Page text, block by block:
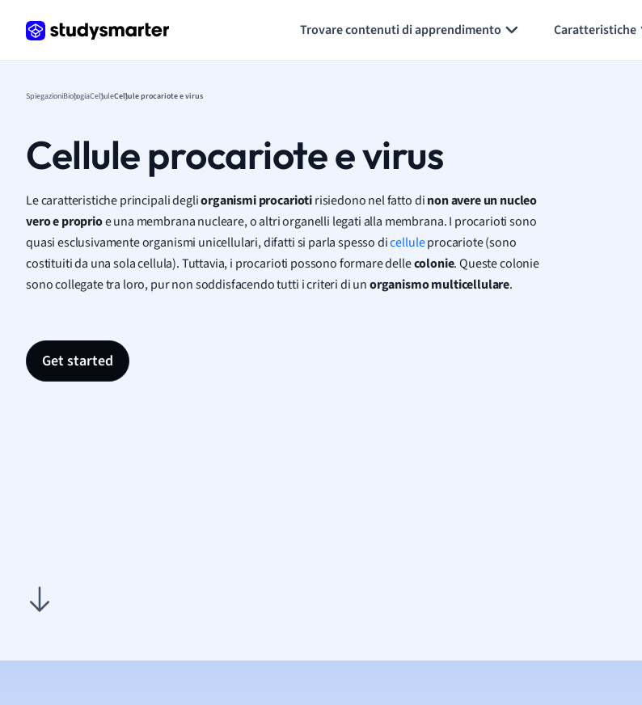
Trovare contenuti di apprendimento Caratteristiche
SpiegazioniBiologiaCelluleCellule procariote e virus
Cellule procariote e virus
Le caratteristiche principali degliorganismi procariotirisiedono nel fatto dinon avere un nucleo
vero e proprioe una membrana nucleare, o altri organelli legati alla membrana. I procarioti sono
quasi esclusivamente organismi unicellulari, difatti si parla spesso dicelluleprocariote (sono
costituiti da una sola cellula). Tuttavia, i procarioti possono formare dellecolonie. Queste colonie
sono collegate tra loro, pur non soddisfacendo tutti i criteri di unorganismo multicellulare.
Get started